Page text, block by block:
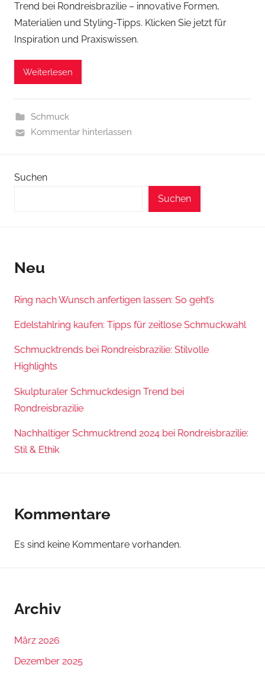
Trend bei Rondreisbrazilie – innovative Formen,
Materialien und Styling-Tipps. Klicken Sie jetzt für
Inspiration und Praxiswissen.
Weiterlesen
Schmuck
Kommentar hinterlassen
Suchen
Suchen
Neu
Ring nach Wunsch anfertigen lassen: So geht’s
Edelstahlring kaufen: Tipps für zeitlose Schmuckwahl
Schmucktrends bei Rondreisbrazilie: Stilvolle
Highlights
Skulpturaler Schmuckdesign Trend bei
Rondreisbrazilie
Nachhaltiger Schmucktrend 2024 bei Rondreisbrazilie:
Stil & Ethik
Kommentare
Es sind keine Kommentare vorhanden.
Archiv
März 2026
Dezember 2025